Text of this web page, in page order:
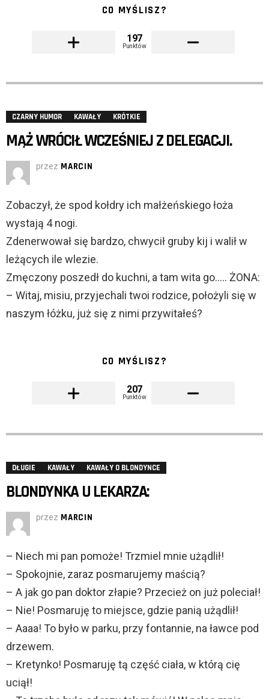
CO MYŚLISZ?
197
Punktów
CZARNY HUMOR KAWAŁY KRÓTKIE
MĄŻ WRÓCIŁ WCZEŚNIEJ Z DELEGACJI.
przez MARCIN
Zobaczył, że spod kołdry ich małżeńskiego łoża
wystają 4 nogi.
Zdenerwował się bardzo, chwycił gruby kij i walił w
leżących ile wlezie.
Zmęczony poszedł do kuchni, a tam wita go….. ŻONA:
– Witaj, misiu, przyjechali twoi rodzice, położyli się w
naszym łóżku, już się z nimi przywitałeś?
CO MYŚLISZ?
207
Punktów
DŁUGIE KAWAŁY KAWAŁY O BLONDYNCE
BLONDYNKA U LEKARZA:
przez MARCIN
– Niech mi pan pomoże! Trzmiel mnie użądlił!
– Spokojnie, zaraz posmarujemy maścią?
– A jak go pan doktor złapie? Przecież on już poleciał!
– Nie! Posmaruję to miejsce, gdzie panią użądlił!
– Aaaa! To było w parku, przy fontannie, na ławce pod
drzewem.
– Kretynko! Posmaruję tą część ciała, w którą cię
uciął!